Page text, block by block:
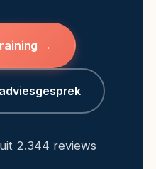
→
2.344 reviews